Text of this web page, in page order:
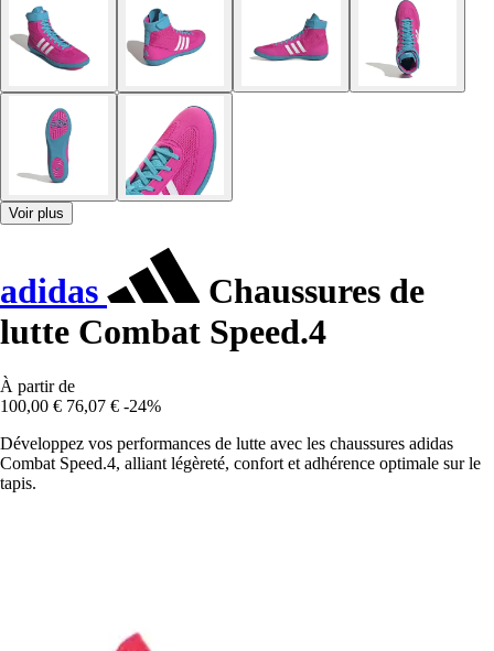
Voir plus
adidas
Chaussures de
lutte Combat Speed.4
À partir de
100,00 € 76,07 € -24%
Développez vos performances de lutte avec les chaussures adidas
Combat Speed.4, alliant légèreté, confort et adhérence optimale sur le
tapis.